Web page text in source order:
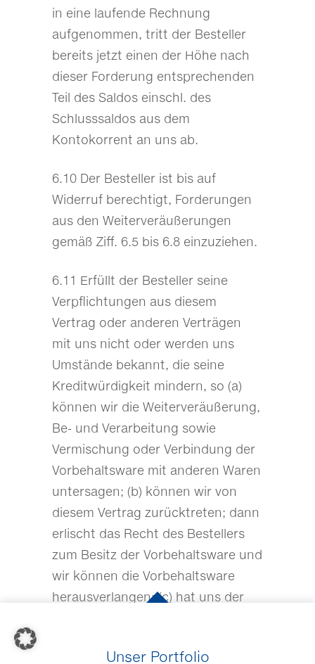
in eine laufende Rechnung
aufgenommen, tritt der Besteller
bereits jetzt einen der Höhe nach
dieser Forderung entsprechenden
Teil des Saldos einschl. des
Schlusssaldos aus dem
Kontokorrent an uns ab.
6.10 Der Besteller ist bis auf
Widerruf berechtigt, Forderungen
aus den Weiterveräußerungen
gemäß Ziff. 6.5 bis 6.8 einzuziehen.
6.11 Erfüllt der Besteller seine
Verpflichtungen aus diesem
Vertrag oder anderen Verträgen
mit uns nicht oder werden uns
Umstände bekannt, die seine
Kreditwürdigkeit mindern, so (a)
können wir die Weiterveräußerung,
Be- und Verarbeitung sowie
Vermischung oder Verbindung der
Vorbehaltsware mit anderen Waren
untersagen; (b) können wir von
diesem Vertrag zurücktreten; dann
erlischt das Recht des Bestellers
zum Besitz der Vorbehaltsware und
wir können die Vorbehaltsware
herausverlangen; (c) hat uns der
abgetretenen Forderungen
Unser Portfolio